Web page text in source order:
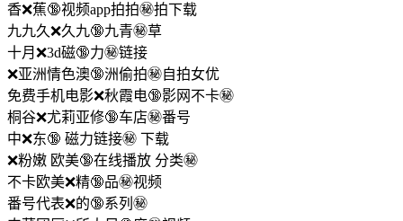
香❌蕉🔞视频app拍拍㊙️拍下载
九九久❌久九🔞九青㊙️草
十月❌3d磁🔞力㊙️链接
❌亚洲情色澳🔞洲偷拍㊙️自拍女优
免费手机电影❌秋霞电🔞影网不卡㊙️
桐谷❌尤莉亚修🔞车店㊙️番号
中❌东🔞 磁力链接㊙️ 下载
❌粉嫩 欧美🔞在线播放 分类㊙️
不卡欧美❌精🔞品㊙️视频
番号代表❌的🔞系列㊙️